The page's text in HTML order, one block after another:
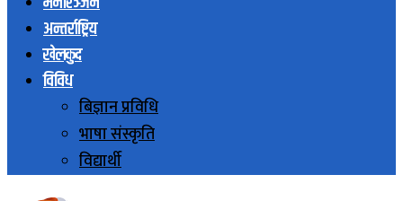
अन्तर्राष्ट्रिय
खेलकुद
विविध
बिज्ञान प्रविधि
भाषा संस्कृति
विद्यार्थी